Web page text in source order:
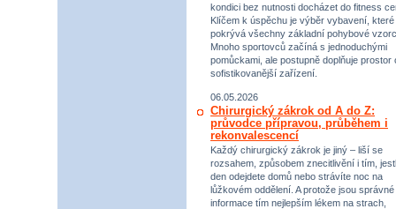
kondici bez nutnosti docházet do fitness
Klíčem k úspěchu je výběr vybavení, které
pokrývá všechny základní pohybové
Mnoho sportovců začíná s jednoduchými
pomůckami, ale postupně doplňuje prostor
sofistikovanější zařízení.
06.05.2026
Chirurgický zákrok od A do Z:
průvodce přípravou, průběhem i
rekonvalescencí
Každý chirurgický zákrok je jiný – liší se
rozsahem, způsobem znecitlivění i tím,
den odejdete domů nebo strávíte noc na
lůžkovém oddělení. A protože jsou správné
informace tím nejlepším lékem na strach,